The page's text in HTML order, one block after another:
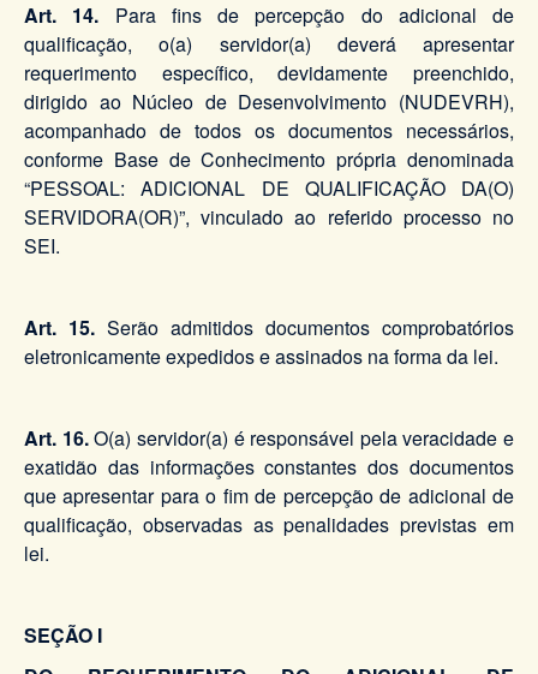
Art. 14. Para fins de percepção do adicional de
qualificação, o(a) servidor(a) deverá apresentar
requerimento específico, devidamente preenchido,
dirigido ao Núcleo de Desenvolvimento (NUDEVRH),
acompanhado de todos os documentos necessários,
conforme Base de Conhecimento própria denominada
“PESSOAL: ADICIONAL DE QUALIFICAÇÃO DA(O)
SERVIDORA(OR)”, vinculado ao referido processo no
SEI.
Art. 15. Serão admitidos documentos comprobatórios
eletronicamente expedidos e assinados na forma da lei.
Art. 16.O(a) servidor(a) é responsável pela veracidade e
exatidão das informações constantes dos documentos
que apresentar para o fim de percepção de adicional de
qualificação, observadas as penalidades previstas em
lei.
SEÇÃO I